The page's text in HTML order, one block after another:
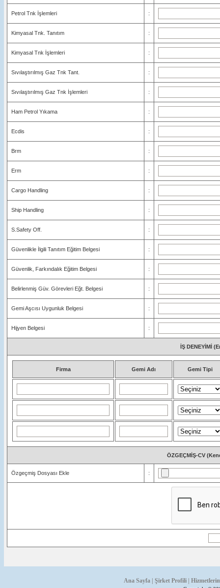
Petrol Tnk İşlemleri :
Kimyasal Tnk. Tanıtım :
Kimyasal Tnk İşlemleri :
Sıvılaştırılmış Gaz Tnk Tant. :
Sıvılaştırılmış Gaz Tnk İşlemleri :
Ham Petrol Yıkama :
Ecdis :
Brm :
Erm :
Cargo Handling :
Ship Handling :
S.Safety Off. :
Güvenlikle İlgili Tanıtım Eğitim Belgesi :
Güvenlik, Farkındalık Eğitim Belgesi :
Belirlenmiş Güv. Görevleri Eğt. Belgesi :
Gemi Aşcısı Uygunluk Belgesi :
Hijyen Belgesi :
İŞ DENEYİMİ
Firma Gemi Adı Gemi Tipi
ÖZGEÇMİŞ-CV
Özgeçmiş Dosyası Ekle :
Ana Sayfa Şirket Profili